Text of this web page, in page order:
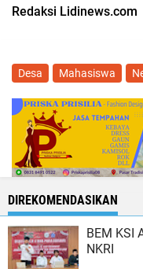
Redaksi Lidinews.com
Desa Mahasiswa
DIREKOMENDASIKAN
BEM KSI
NKRI